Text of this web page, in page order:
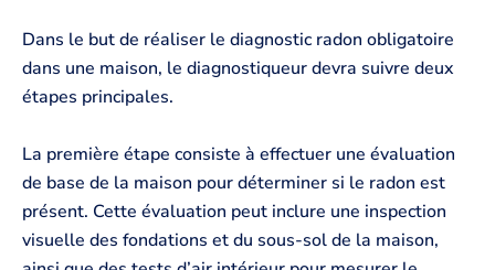
Dans le but de réaliser le diagnostic radon obligatoire
dans une maison, le diagnostiqueur devra suivre deux
étapes principales.
La première étape consiste à effectuer une évaluation
de base de la maison pour déterminer si le radon est
présent. Cette évaluation peut inclure une inspection
visuelle des fondations et du sous-sol de la maison,